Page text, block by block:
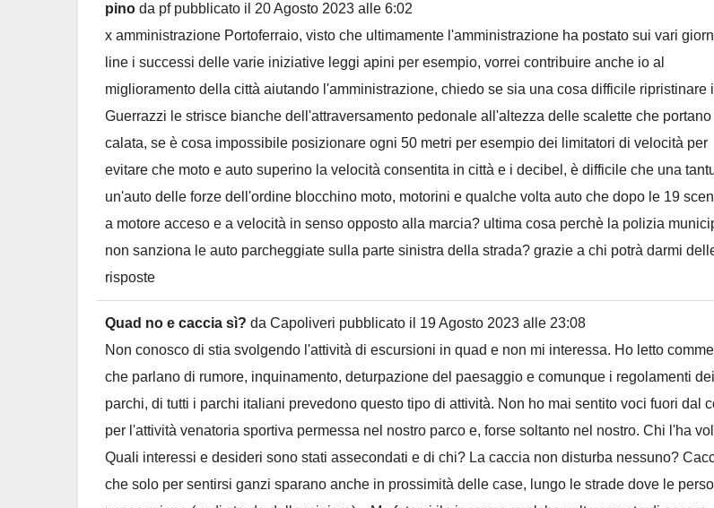
pino da pf pubblicato il 20 Agosto 2023 alle 6:02
x amministrazione Portoferraio, visto che ultimamente l'amministrazione ha postato sui vari
line i successi delle varie iniziative leggi apini per esempio, vorrei contribuire anche io al
miglioramento della città aiutando l'amministrazione, chiedo se sia una cosa difficile ripristinare
Guerrazzi le strisce bianche dell'attraversamento pedonale all'altezza delle scalette che portano
calata, se è cosa impossibile posizionare ogni 50 metri per esempio dei limitatori di velocità per
evitare che moto e auto superino la velocità consentita in città e i decibel, è difficile che una
un'auto delle forze dell'ordine blocchino moto, motorini e qualche volta auto che dopo le 19
a motore acceso e a velocità in senso opposto alla marcia? ultima cosa perchè la polizia
non sanziona le auto parcheggiate sulla parte sinistra della strada? grazie a chi potrà darmi
risposte
Quad no e caccia sì? da Capoliveri pubblicato il 19 Agosto 2023 alle 23:08
Non conosco di stia svolgendo l'attività di escursioni in quad e non mi interessa. Ho letto
che parlano di rumore, inquinamento, deturpazione del paesaggio e comunque i regolamenti dei
parchi, di tutti i parchi italiani prevedono questo tipo di attività. Non ho mai sentito voci fuori dal
per l'attività venatoria sportiva permessa nel nostro parco e, forse soltanto nel nostro. Chi l'ha
Quali interessi e desideri sono stati assecondati e di chi? La caccia non disturba nessuno?
che solo per sentirsi ganzi sparano anche in prossimità delle case, lungo le strade dove le